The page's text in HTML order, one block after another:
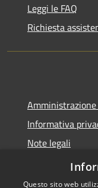
Leggi le FAQ
Richiesta
Informativa
Note legali
Dichiarazione di
Questo sito web